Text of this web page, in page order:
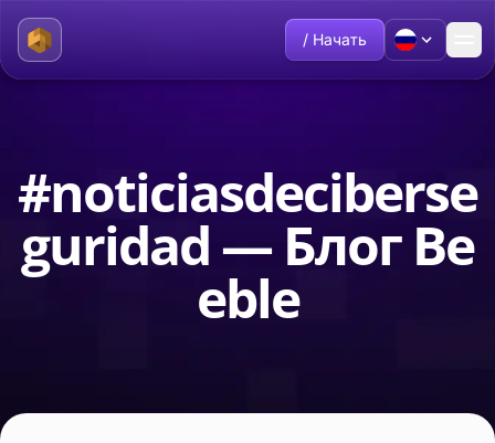
/ Начать
#noticiasdeciberse
guridad — Блог Be
eble